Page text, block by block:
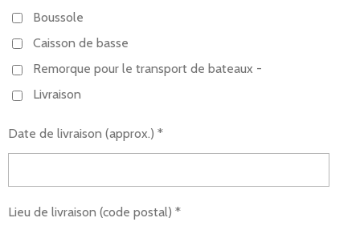
Boussole
Caisson de basse
Remorque pour le transport de bateaux -
Livraison
Date de livraison (approx.) *
Lieu de livraison (code postal) *